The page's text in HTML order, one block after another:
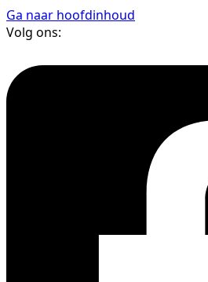
Ga naar hoofdinhoud
Volg ons: